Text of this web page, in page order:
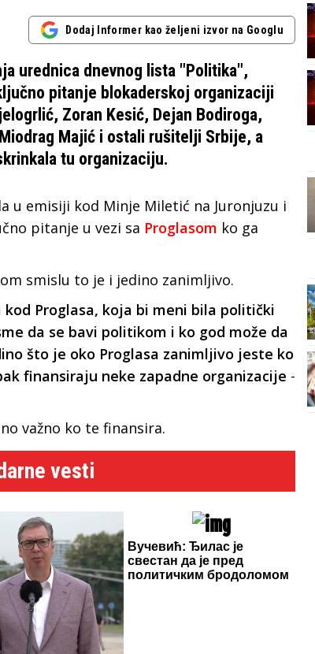
Dodaj Informer kao željeni izvor na Googlu
urednica dnevnog lista "Politika",
pitanje blokaderskoj organizaciji
Zoran Kesić, Dejan Bodiroga,
Majić i ostali rušitelji Srbije, a
tu organizaciju.
u emisiji kod Minje Miletić na Juronjuzu i
pitanje u vezi sa Proglasom ko ga
smislu to je i jedino zanimljivo.
Proglasa, koja bi meni bila politički
da se bavi politikom i ko god može da
što je oko Proglasa zanimljivo jeste ko
finansiraju neke zapadne organizacije -
važno ko te finansira.
vesti
Вучевић: Ђилас је
свестан да је пред
политичким бродоломом